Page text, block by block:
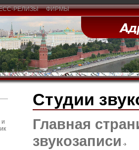
РЕЛИЗЫ ФИРМЫ
и
Студии
Главная
звукозаписи